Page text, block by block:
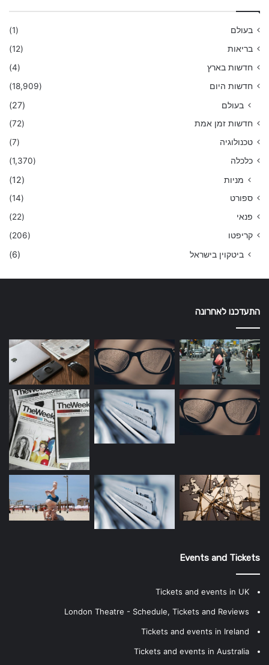
בעולם
(1)
בריאות
(12)
חדשות בארץ
(4)
חדשות היום
(18,909)
בעולם (27)
חדשות זמן אמת
(72)
טכנולוגיה
(7)
כלכלה
(1,370)
מניות (12)
ספורט
(14)
פנאי
(22)
קריפטו
(206)
ביטקוין בישראל (6)
התעדכנו לאחרונה
Events and Tickets
Tickets and events in UK
London Theatre - Schedule, Tickets and Reviews
Tickets and events in Ireland
Tickets and events in Australia